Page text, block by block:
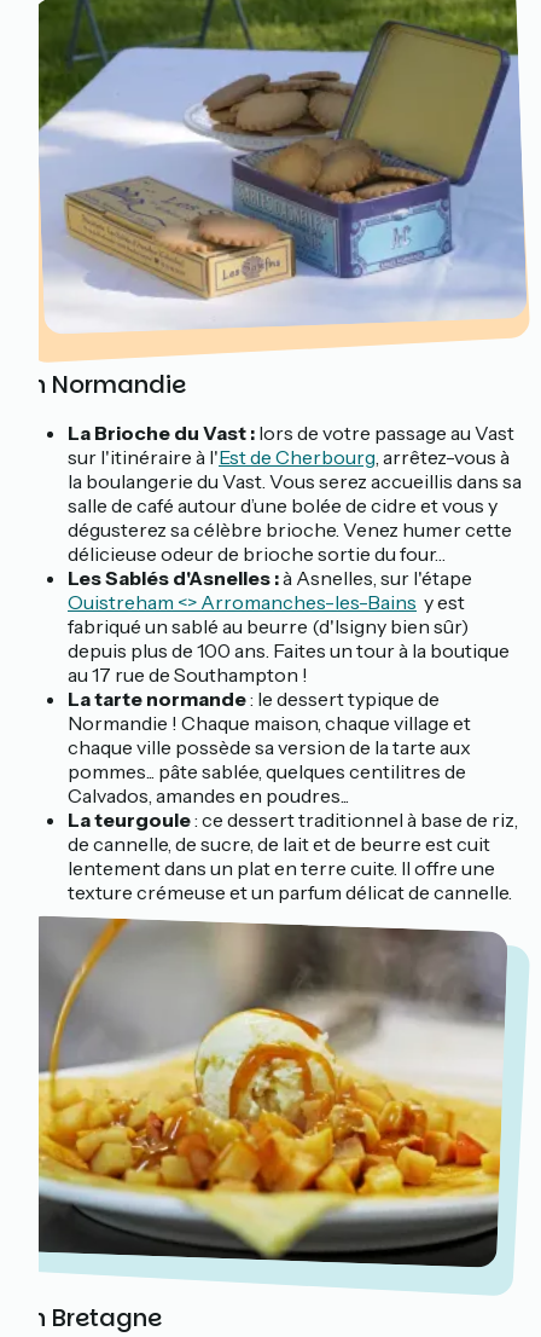
En Normandie
La Brioche du Vast : lors de votre passage au Vast
sur l'itinéraire à l'Est de Cherbourg, arrêtez-vous à
la boulangerie du Vast. Vous serez accueillis dans sa
salle de café autour d’une bolée de cidre et vous y
dégusterez sa célèbre brioche. Venez humer cette
délicieuse odeur de brioche sortie du four…
Les Sablés d'Asnelles :à Asnelles, sur l'étape
Ouistreham <> Arromanches-les-Bains y est
fabriqué un sablé au beurre (d'Isigny bien sûr)
depuis plus de 100 ans. Faites un tour à la boutique
au 17 rue de Southampton !
La tarte normande: le dessert typique de
Normandie ! Chaque maison, chaque village et
chaque ville possède sa version de la tarte aux
pommes... pâte sablée, quelques centilitres de
Calvados, amandes en poudres...
La teurgoule: ce dessert traditionnel à base de riz,
de cannelle, de sucre, de lait et de beurre est cuit
lentement dans un plat en terre cuite. Il offre une
texture crémeuse et un parfum délicat de cannelle.
En Bretagne